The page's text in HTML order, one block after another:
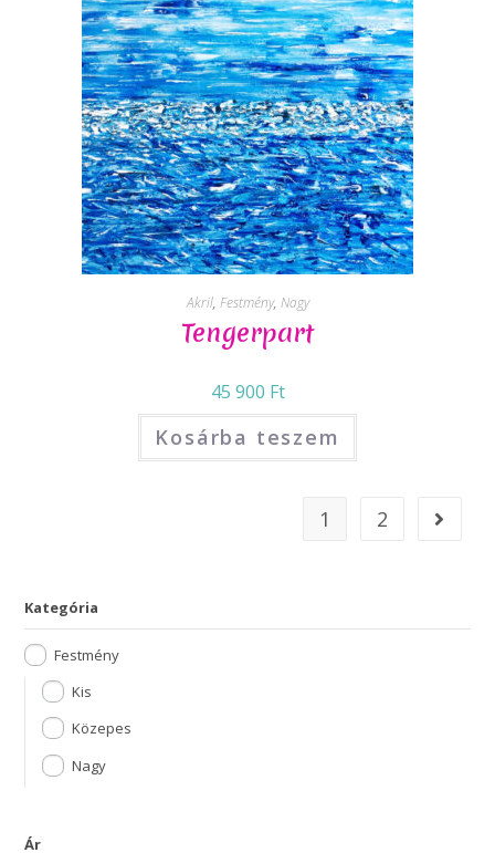
Akril, Festmény, Nagy
Tengerpart
45 900 Ft
Kosárba teszem
1 2
Kategória
Festmény
Kis
Közepes
Nagy
Ár